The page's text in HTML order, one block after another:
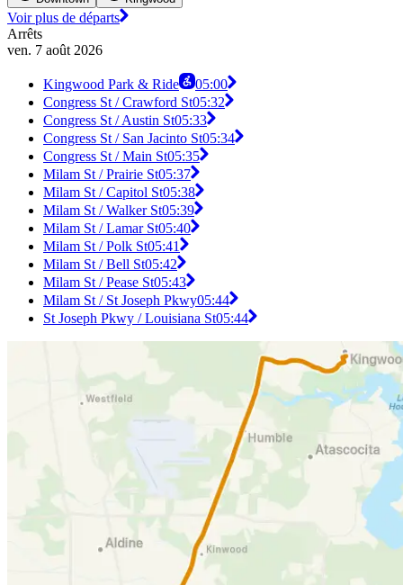
Voir plus de départs
Arrêts
ven. 7 août 2026
Kingwood Park & Ride
05:00
Congress St / Crawford St05:32
Congress St / Austin St05:33
Congress St / San Jacinto St05:34
Congress St / Main St05:35
Milam St / Prairie St05:37
Milam St / Capitol St05:38
Milam St / Walker St05:39
Milam St / Lamar St05:40
Milam St / Polk St05:41
Milam St / Bell St05:42
Milam St / Pease St05:43
Milam St / St Joseph Pkwy05:44
St Joseph Pkwy / Louisiana St05:44